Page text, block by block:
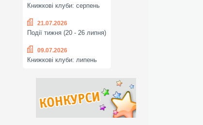
Книжкові клуби: серпень
21.07.2026
Події тижня (20 - 26 липня)
09.07.2026
Книжкові клуби: липень